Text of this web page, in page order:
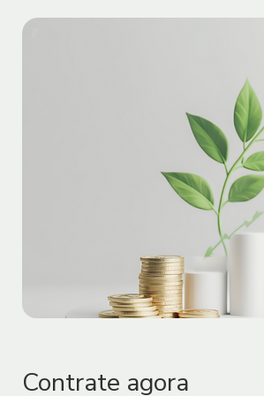
Usuário e de seus
relacionados, para verificar e
autenticidade dos dados
inclusive mediante confrontação
informações com aquelas
em bancos de dados públicos
2.1. Os Sites e/ou Aplicativos
possuir tanto áreas de
conteúdo e/ou serviços
Contrate agora